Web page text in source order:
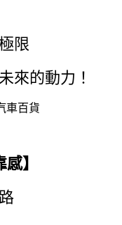
限
來的動力！
】